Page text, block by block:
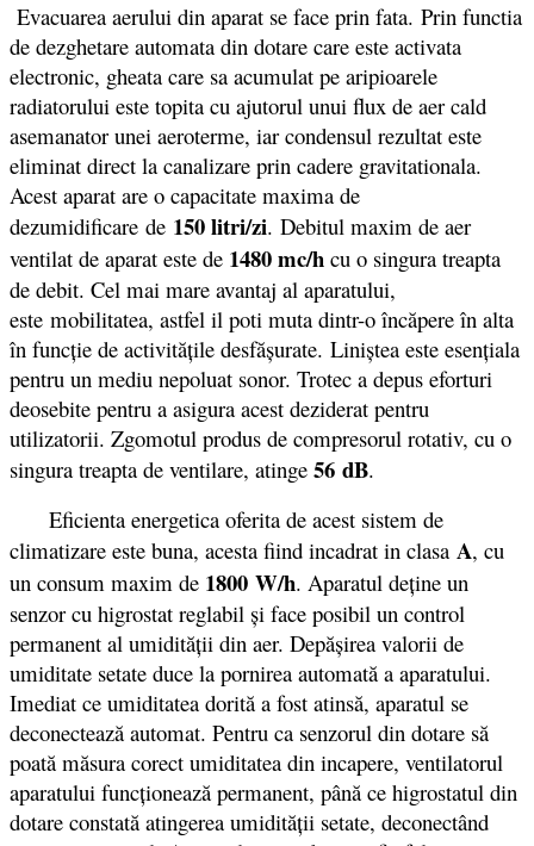
Evacuarea aerului din aparat se face prin fata. Prin functia
de dezghetare automata din dotare care este activata
electronic, gheata care sa acumulat pe aripioarele
radiatorului este topita cu ajutorul unui flux de aer cald
asemanator unei aeroterme, iar condensul rezultat este
eliminat direct la canalizare prin cadere gravitationala.
Acest aparat are o capacitate maxima de
dezumidificare de 150 litri/zi. Debitul maxim de aer
ventilat de aparat este de 1480 mc/h cu o singura treapta
de debit. Cel mai mare avantaj al aparatului,
este mobilitatea, astfel il poti muta dintr-o încăpere în alta
în funcție de activitățile desfășurate. Liniştea este esenţiala
pentru un mediu nepoluat sonor. Trotec a depus eforturi
deosebite pentru a asigura acest deziderat pentru
utilizatorii. Zgomotul produs de compresorul rotativ, cu o
singura treapta de ventilare, atinge 56 dB.
Eficienta energetica oferita de acest sistem de
climatizare este buna, acesta fiind incadrat in clasa A, cu
un consum maxim de 1800 W/h. Aparatul deține un
senzor cu higrostat reglabil și face posibil un control
permanent al umidității din aer. Depășirea valorii de
umiditate setate duce la pornirea automată a aparatului.
Imediat ce umiditatea dorită a fost atinsă, aparatul se
deconectează automat. Pentru ca senzorul din dotare să
poată măsura corect umiditatea din incapere, ventilatorul
aparatului funcționează permanent, până ce higrostatul din
dotare constată atingerea umidității setate, deconectând